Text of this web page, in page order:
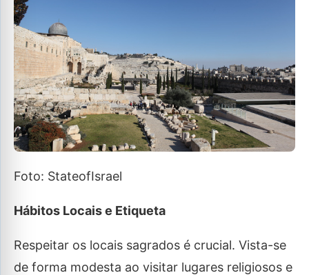
Foto: StateofIsrael
Hábitos Locais e Etiqueta
Respeitar os locais sagrados é crucial. Vista-se
de forma modesta ao visitar lugares religiosos e